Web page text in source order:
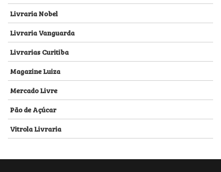
Livraria Nobel
Livraria Vanguarda
Livrarias Curitiba
Magazine Luiza
Mercado Livre
Pão de Açúcar
Vitrola Livraria